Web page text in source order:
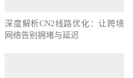
深度解析CN2线路优化：让跨境
网络告别拥堵与延迟